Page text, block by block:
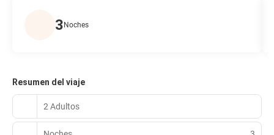
3 Noches
Resumen del viaje
2 Adultos